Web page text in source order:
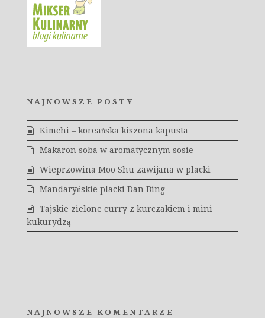
NAJNOWSZE POSTY
Kimchi – koreańska kiszona kapusta
Makaron soba w aromatycznym sosie
Wieprzowina Moo Shu zawijana w placki
Mandaryńskie placki Dan Bing
Tajskie zielone curry z kurczakiem i mini
kukurydzą
NAJNOWSZE KOMENTARZE